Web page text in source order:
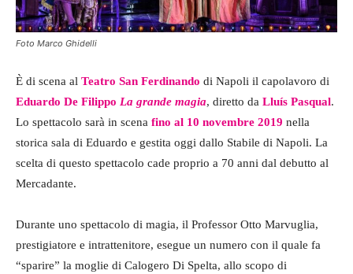
Foto Marco Ghidelli
È di scena al Teatro San Ferdinando di Napoli il capolavoro di
Eduardo De Filippo La grande magia, diretto da Lluís Pasqual.
Lo spettacolo sarà in scena fino al 10 novembre 2019 nella
storica sala di Eduardo e gestita oggi dallo Stabile di Napoli. La
scelta di questo spettacolo cade proprio a 70 anni dal debutto al
Mercadante.
Durante uno spettacolo di magia, il Professor Otto Marvuglia,
prestigiatore e intrattenitore, esegue un numero con il quale fa
“sparire” la moglie di Calogero Di Spelta, allo scopo di